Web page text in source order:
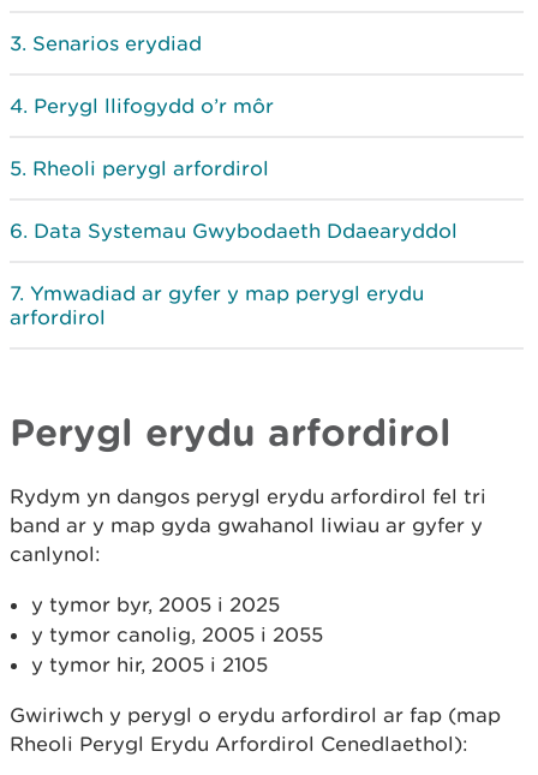
Senarios erydiad
Perygl llifogydd o’r môr
Rheoli perygl arfordirol
Data Systemau Gwybodaeth Ddaearyddol
Ymwadiad ar gyfer y map perygl erydu
arfordirol
Perygl erydu arfordirol
Rydym yn dangos perygl erydu arfordirol fel tri
band ar y map gyda gwahanol liwiau ar gyfer y
canlynol:
y tymor byr, 2005 i 2025
y tymor canolig, 2005 i 2055
y tymor hir, 2005 i 2105
Gwiriwch y perygl o erydu arfordirol ar fap (map
Rheoli Perygl Erydu Arfordirol Cenedlaethol):